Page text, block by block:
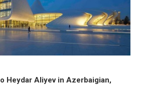
Heydar Aliyev in Azerbaigian,